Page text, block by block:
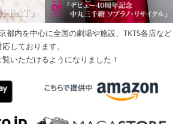
都内を中心に全国の劇場や施設、TKTS各店など
しております。
いただけるようになりました！